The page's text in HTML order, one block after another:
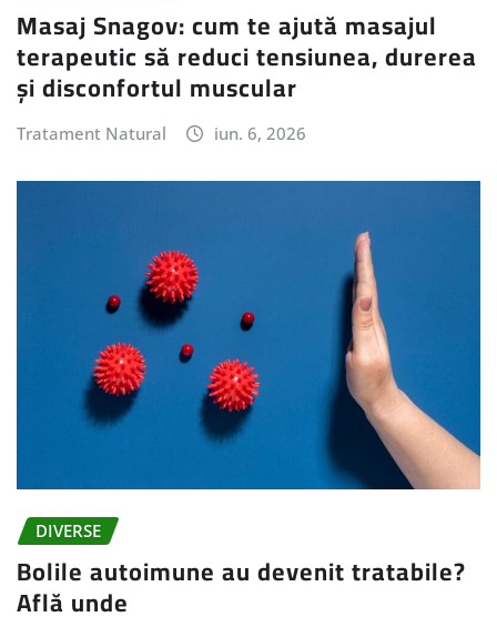
Masaj Snagov: cum te ajută masajul
terapeutic să reduci tensiunea, durerea
și disconfortul muscular
Tratament Natural iun. 6, 2026
DIVERSE
Bolile autoimune au devenit tratabile?
Află unde